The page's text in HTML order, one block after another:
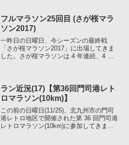
九州マラソン 2015 大英産業特別受付フ...
フルマラソン25回目 (さが桜マラ
ソン2017)
一昨日の日曜日、今シーズンの最終戦
「さが桜マラソン2017」に出場してきま
した。さが桜マラソンは 4 年連続、4 回
暑さに対...
ラン近況(17)【第36回門司港レト
ロマラソン(10km)】
この前の日曜日(11/25)、北九州市の門司
港レトロ地区で開催された第 36 回門司港
レトロマラソン(10km)に参加してきまし